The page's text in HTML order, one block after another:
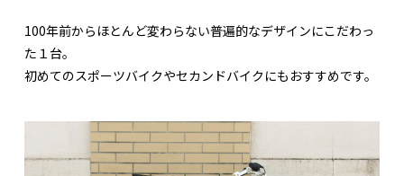
100年前からほとんど変わらない普遍的なデザインにこだわっ
た１台。
初めてのスポーツバイクやセカンドバイクにもおすすめです。